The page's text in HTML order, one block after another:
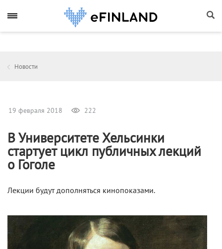
Новости
19 февраля 2018 222
В Университете Хельсинки
стартует цикл публичных лекций
о Гоголе
Лекции будут дополняться кинопоказами.